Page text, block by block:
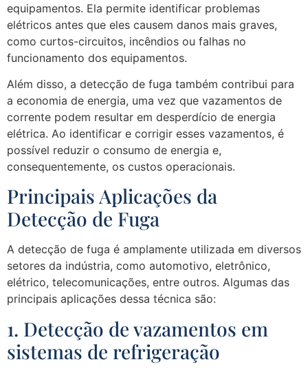
equipamentos. Ela permite identificar problemas
elétricos antes que eles causem danos mais graves,
como curtos-circuitos, incêndios ou falhas no
funcionamento dos equipamentos.
Além disso, a detecção de fuga também contribui para
a economia de energia, uma vez que vazamentos de
corrente podem resultar em desperdício de energia
elétrica. Ao identificar e corrigir esses vazamentos, é
possível reduzir o consumo de energia e,
consequentemente, os custos operacionais.
Principais Aplicações da
Detecção de Fuga
A detecção de fuga é amplamente utilizada em diversos
setores da indústria, como automotivo, eletrônico,
elétrico, telecomunicações, entre outros. Algumas das
principais aplicações dessa técnica são:
1. Detecção de vazamentos em
sistemas de refrigeração